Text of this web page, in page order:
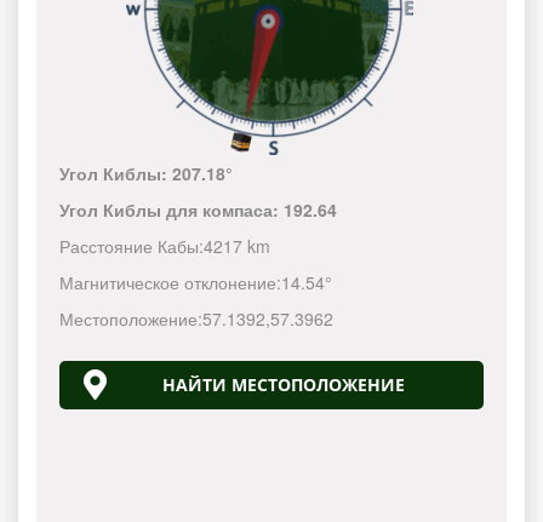
Угол Киблы:207.18°
Угол Киблы для компаса: 192.64
Расстояние Кабы:4217 km
Магнитическое отклонение:14.54°
Местоположение:57.1392,57.3962
НАЙТИ МЕСТОПОЛОЖЕНИЕ